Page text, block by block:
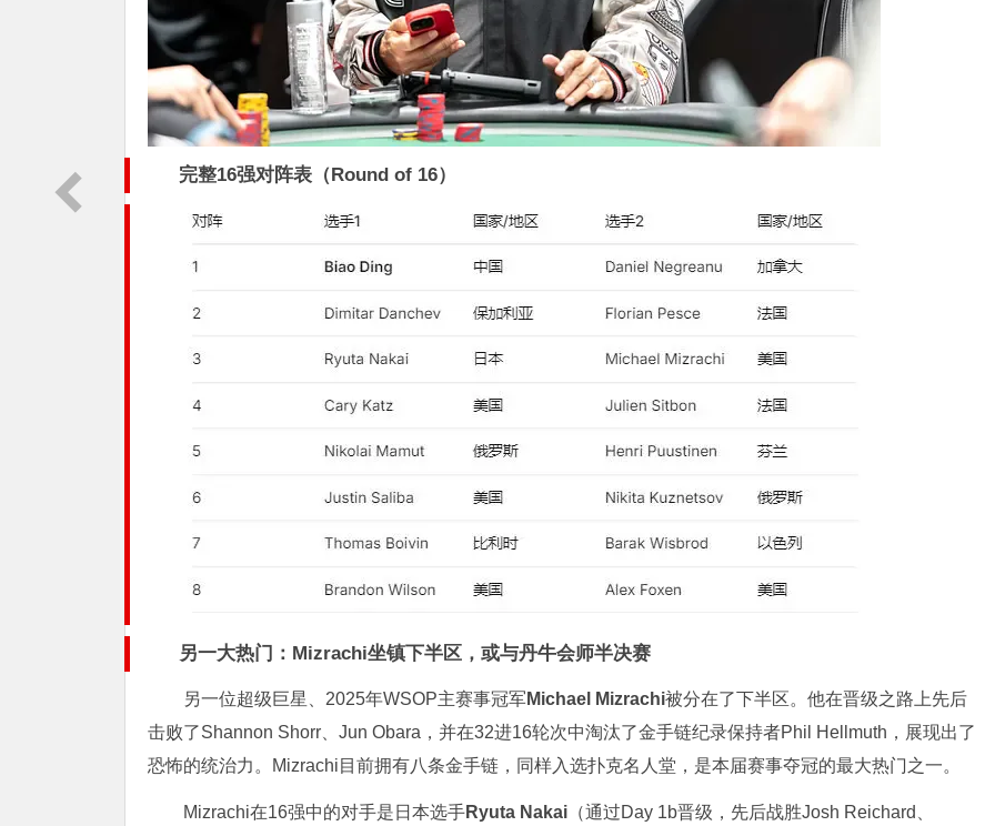
完整16强对阵表（Round of 16）
另一大热门：Mizrachi坐镇下半区，或与丹牛会师半决赛
另一位超级巨星、2025年WSOP主赛事冠军Michael Mizrachi被分在了下半区。他在晋级之路上先后
击败了Shannon Shorr、Jun Obara，并在32进16轮次中淘汰了金手链纪录保持者Phil Hellmuth，展现出了
恐怖的统治力。Mizrachi目前拥有八条金手链，同样入选扑克名人堂，是本届赛事夺冠的最大热门之一。
Mizrachi在16强中的对手是日本选手Ryuta Nakai （通过Day 1b晋级，先后战胜Josh Reichard、